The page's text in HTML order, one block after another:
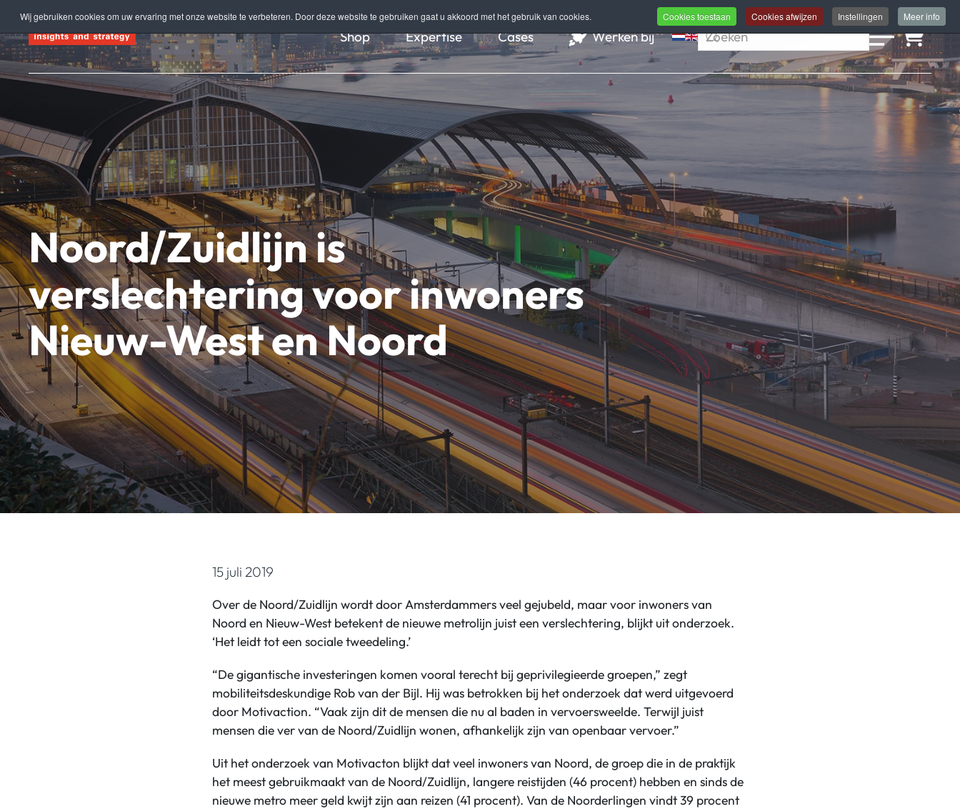
Wij gebruiken cookies om uw ervaring met onze website te verbeteren. Door deze website te gebruiken gaat u akkoord met het gebruik van cookies. Cookies toestaan Cookies afwijzen Instellingen Meer info
Terug naar hoofdinhoud Shop Expertise Cases Werken bij
Noord/Zuidlijn is
verslechtering voor inwoners
Nieuw-West en Noord
15 juli 2019
Over de Noord/Zuidlijn wordt door Amsterdammers veel gejubeld, maar voor inwoners van
Noord en Nieuw-West betekent de nieuwe metrolijn juist een verslechtering, blijkt uit onderzoek.
‘Het leidt tot een sociale tweedeling.’
“De gigantische investeringen komen vooral terecht bij geprivilegieerde groepen,” zegt
mobiliteitsdeskundige Rob van der Bijl. Hij was betrokken bij het onderzoek dat werd uitgevoerd
door Motivaction. “Vaak zijn dit de mensen die nu al baden in vervoersweelde. Terwijl juist
mensen die ver van de Noord/Zuidlijn wonen, afhankelijk zijn van openbaar vervoer.”
Uit het onderzoek van Motivacton blijkt dat veel inwoners van Noord, de groep die in de praktijk
het meest gebruikmaakt van de Noord/Zuidlijn, langere reistijden (46 procent) hebben en sinds de
nieuwe metro meer geld kwijt zijn aan reizen (41 procent). Van de Noorderlingen vindt 39 procent